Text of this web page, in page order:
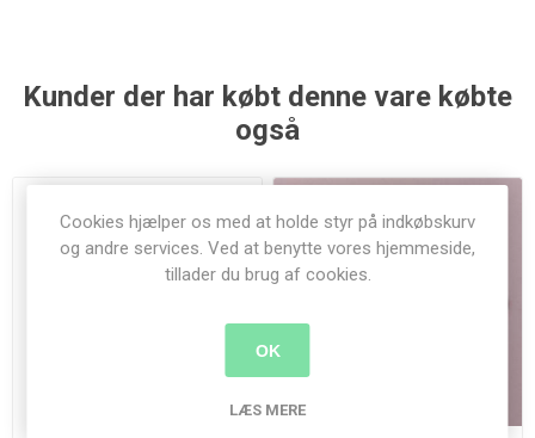
Kunder der har købt denne vare købte
også
Cookies hjælper os med at holde styr på indkøbskurv
og andre services. Ved at benytte vores hjemmeside,
tillader du brug af cookies.
OK
LÆS MERE